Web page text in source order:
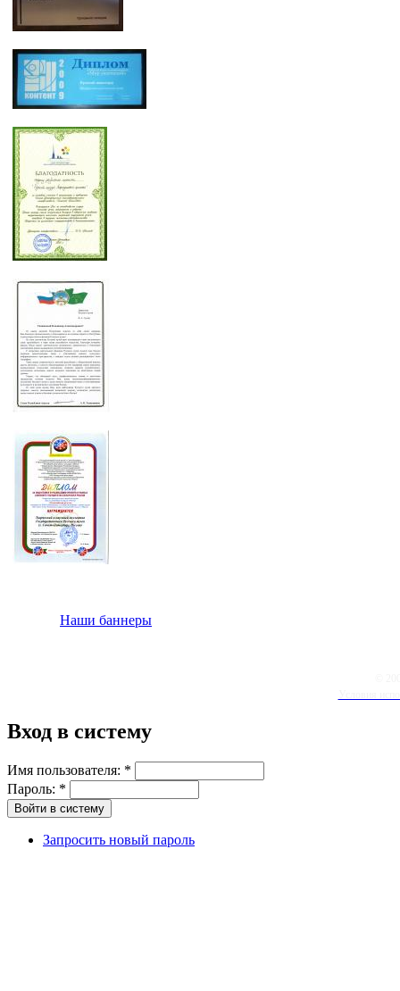
Наши баннеры
Вход в систему
Имя пользователя: *
Пароль: *
Запросить новый пароль